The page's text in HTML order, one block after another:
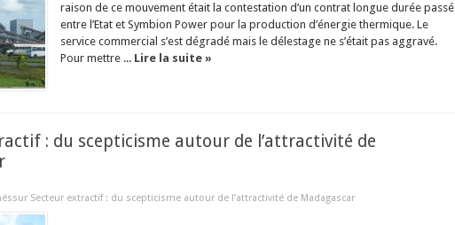
raison de ce mouvement était la contestation d’un contrat longue durée passé
entre l’Etat et Symbion Power pour la production d’énergie thermique. Le
service commercial s’est dégradé mais le délestage ne s’était pas aggravé.
Pour mettre ... Lire la suite »
: du scepticisme autour de l’attractivité de
sur Secteur extractif : du scepticisme autour de l’attractivité de Madagascar